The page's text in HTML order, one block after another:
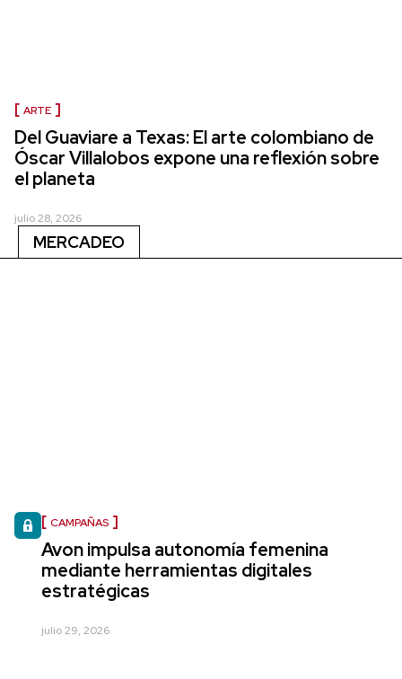
ARTE
Del Guaviare a Texas: El arte colombiano de
Óscar Villalobos expone una reflexión sobre
el planeta
julio 28, 2026
MERCADEO
CAMPAÑAS
Avon impulsa autonomía femenina
mediante herramientas digitales
estratégicas
julio 29, 2026